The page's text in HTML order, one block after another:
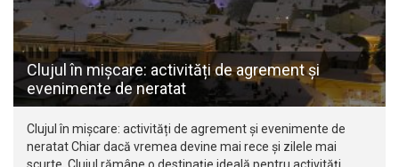
Clujul în mișcare: activități de agrement și
evenimente de neratat
Clujul în mișcare: activități de agrement și evenimente de
neratat Chiar dacă vremea devine mai rece și zilele mai